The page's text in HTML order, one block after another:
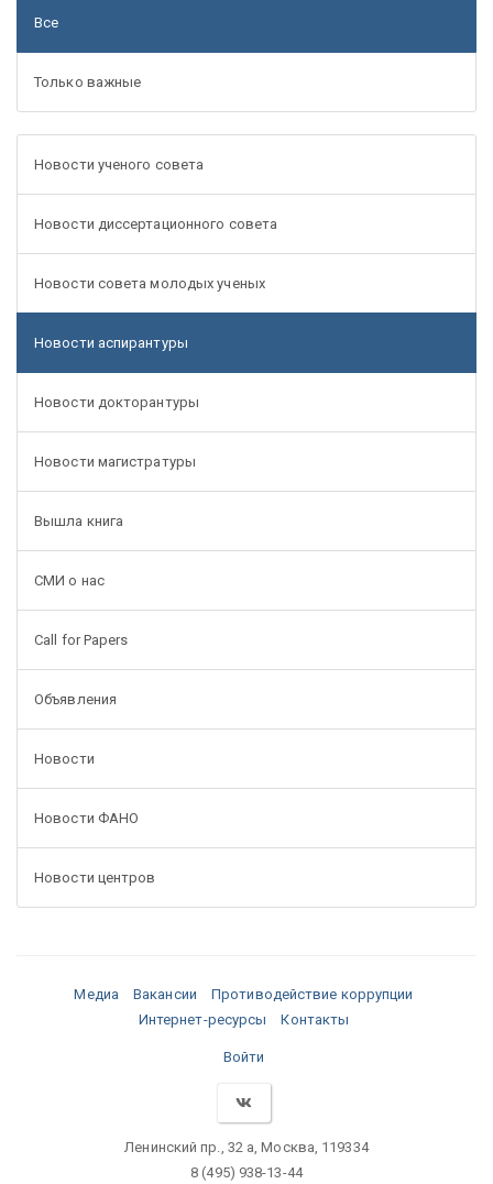
Все
Только важные
Новости ученого совета
Новости диссертационного совета
Новости совета молодых ученых
Новости аспирантуры
Новости докторантуры
Новости магистратуры
Вышла книга
СМИ о нас
Call for Papers
Объявления
Новости
Новости ФАНО
Новости центров
Медиа Вакансии
Противодействие коррупции
Интернет-ресурсы
Контакты
Войти
Ленинский пр., 32 а, Москва, 119334
8 (495) 938-13-44